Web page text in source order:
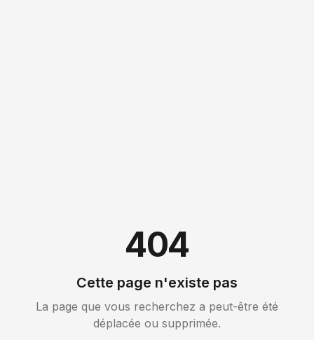
404
Cette page n'existe pas
La page que vous recherchez a peut-être été
déplacée ou supprimée.